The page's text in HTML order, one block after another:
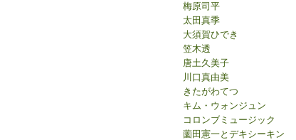
梅原司平
太田真季
大須賀ひでき
笠木透
唐土久美子
川口真由美
きたがわてつ
キム・ウォンジュン
コロンブミュージック
薗田憲一とデキシーキン